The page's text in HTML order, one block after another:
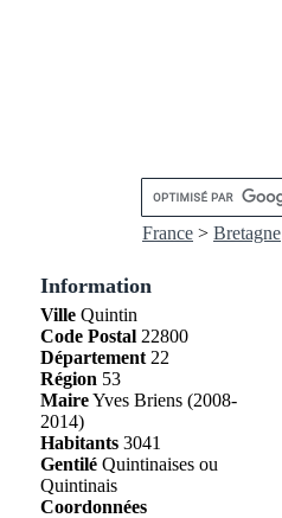
France > Bretagne
Information
VilleQuintin
Code Postal22800
Département22
Région 53
MaireYves Briens (2008-
2014)
Habitants3041
GentiléQuintinaises ou
Quintinais
Coordonnées